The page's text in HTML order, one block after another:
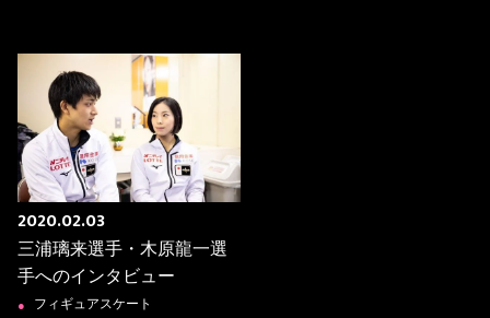
2020.02.03
三浦璃来選手・木原龍一選
手へのインタビュー
● フィギュアスケート